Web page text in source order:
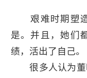
艰难时期塑造
是。并且，她们
绩，活出了自己。
很多人认为董